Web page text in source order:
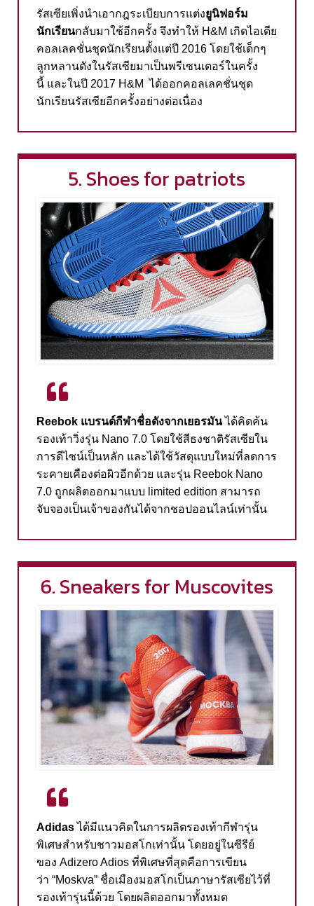
รัสเซียเพิ่งนำเอากฎระเบียบการแต่งยูนิฟอร์ม
นักเรียนกลับมาใช้อีกครั้ง จึงทำให้ H&M เกิดไอเดีย
คอลเลคชั่นชุดนักเรียนตั้งแต่ปี 2016 โดยใช้เด็กๆ
ลูกหลานดังในรัสเซียมาเป็นพรีเซนเตอร์ในครั้ง
นี้ และในปี 2017 H&M ได้ออกคอลเลคชั่นชุด
นักเรียนรัสเซียอีกครั้งอย่างต่อเนื่อง
5. Shoes for patriots
Reebok แบรนด์กีฬาชื่อดังจากเยอรมัน ได้คิดค้น
รองเท้าวิ่งรุ่น Nano 7.0 โดยใช้สีธงชาติรัสเซียใน
การดีไซน์เป็นหลัก และได้ใช้วัสดุแบบใหม่ที่ลดการ
ระคายเคืองต่อผิวอีกด้วย และรุ่น Reebok Nano
7.0 ถูกผลิตออกมาแบบ limited edition สามารถ
จับจองเป็นเจ้าของกันได้จากชอปออนไลน์เท่านั้น
6. Sneakers for Muscovites
Adidas ได้มีแนวคิดในการผลิตรองเท้ากีฬารุ่น
พิเศษสำหรับชาวมอสโกเท่านั้น โดยอยู่ในซีรีย์
ของ Adizero Adios ที่พิเศษที่สุดคือการเขียน
ว่า “Moskva” ชื่อเมืองมอสโกเป็นภาษารัสเซียไว้ที่
รองเท้ารุ่นนี้ด้วย โดยผลิตออกมาทั้งหมด